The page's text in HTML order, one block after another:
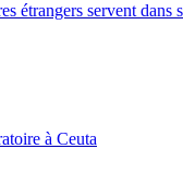
étrangers servent dans
à Ceuta